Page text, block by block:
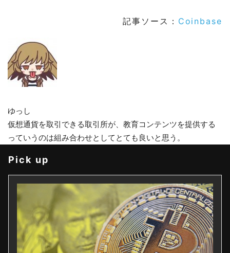
記事ソース： Coinbase
ゆっし
仮想通貨を取引できる取引所が、教育コンテンツを提供する
っていうのは組み合わせとしてとても良いと思う。
Pick up